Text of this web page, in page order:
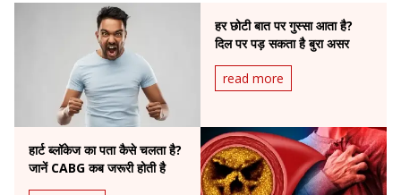
हर छोटी बात पर गुस्सा आता है?
दिल पर पड़ सकता है बुरा असर
read more
हार्ट ब्लॉकेज का पता कैसे चलता है?
जानें CABG कब जरूरी होती है